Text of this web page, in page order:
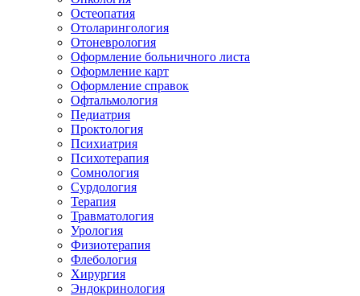
Остеопатия
Отоларингология
Отоневрология
Оформление больничного листа
Оформление карт
Оформление справок
Офтальмология
Педиатрия
Проктология
Психиатрия
Психотерапия
Сомнология
Сурдология
Терапия
Травматология
Урология
Физиотерапия
Флебология
Хирургия
Эндокринология